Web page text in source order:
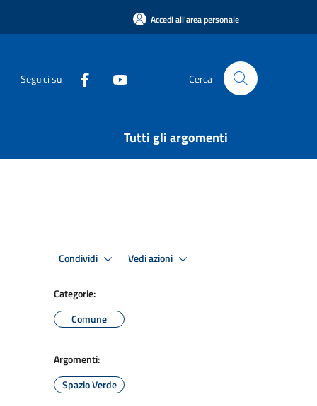
Accedi all'area personale
Seguici su Cerca
Tutti gli argomenti
Condividi Vedi azioni
Categorie:
Comune
Argomenti:
Spazio Verde